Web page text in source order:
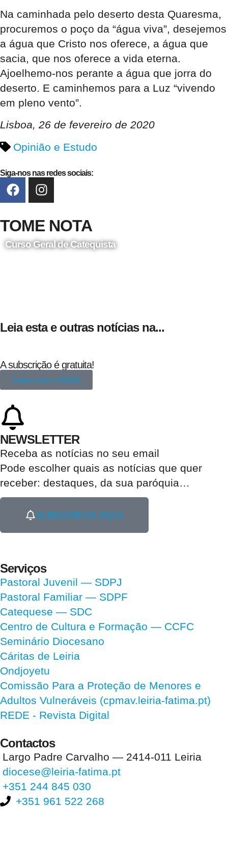
Na caminhada pelo deserto desta Quaresma,
procuremos o poço da “água viva”, desejemos
a água que Cristo nos oferece, a água que
sacia, que nos oferece a vida eterna.
Ajoelhemo-nos perante a água que jorra do
deserto. E caminhemos para a Luz “vivendo
em pleno vento”.
Lisboa, 26 de fevereiro de 2020
Opinião e Estudo
Siga-nos nas redes sociais:
TOME NOTA
Curso Geral de Catequista
Leia esta e outras notícias na...
A subscrição é gratuita!
Subscrever a REDE
NEWSLETTER
Receba as notícias no seu email​
Pode escolher quais as notícias que quer
receber: destaques, da sua paróquia…
SUBSCREVA AQUI
Serviços
Pastoral Juvenil — SDPJ
Pastoral Familiar — SDPF
Catequese — SDC
Centro de Cultura e Formação — CCFC
Seminário Diocesano
Cáritas de Leiria
Ondjoyetu
Comissão Para a Proteção de Menores e
Adultos Vulneráveis (cpmav.leiria-fatima.pt)
REDE - Revista Digital
Contactos
Largo Padre Carvalho — 2414-011 Leiria
diocese@leiria-fatima.pt
+351 244 845 030
+351 961 522 268